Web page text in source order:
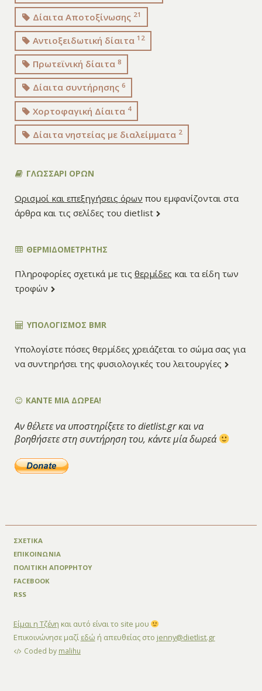
Δίαιτα Αποτοξίνωσης 21
Αντιοξειδωτική δίαιτα 12
Πρωτεϊνική δίαιτα8
Δίαιτα συντήρησης6
Χορτοφαγική Δίαιτα 4
Δίαιτα νηστείας με διαλείμματα 2
ΓΛΩΣΣΑΡΙ ΟΡΩΝ
Ορισμοί και επεξηγήσεις όρων που εμφανίζονται στα
άρθρα και τις σελίδες του dietlist
ΘΕΡΜΙΔΟΜΕΤΡΗΤΗΣ
Πληροφορίες σχετικά με τις θερμίδες και τα είδη των
τροφών
ΥΠΟΛΟΓΙΣΜΌΣ BMR
Υπολογίστε πόσες θερμίδες χρειάζεται το σώμα σας για
να συντηρήσει της φυσιολογικές του λειτουργίες
ΚΑΝΤΕ ΜΙΑ ΔΩΡΕΑ!
Αν θέλετε να υποστηρίξετε το dietlist.gr και να
βοηθήσετε στη συντήρηση του, κάντε μία δωρεά
ΣΧΕΤΙΚΑ
ΕΠΙΚΟΙΝΩΝΙΑ
ΠΟΛΙΤΙΚΗ ΑΠΟΡΡΗΤΟΥ
FACEBOOK
RSS
Είμαι η Τζένη και αυτό είναι το site μου
Επικοινώνησε μαζί εδώ ή απευθείας στο jenny@dietlist.gr
Coded by malihu